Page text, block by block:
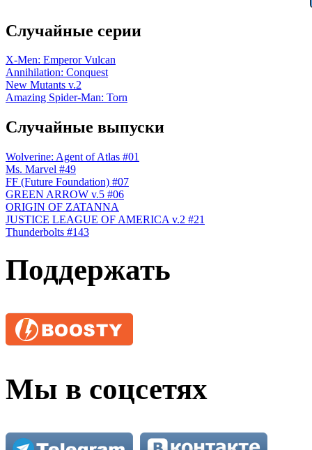
Случайные серии
X-Men: Emperor Vulcan
Annihilation: Conquest
New Mutants v.2
Amazing Spider-Man: Torn
Случайные выпуски
Wolverine: Agent of Atlas #01
Ms. Marvel #49
FF (Future Foundation) #07
GREEN ARROW v.5 #06
ORIGIN OF ZATANNA
JUSTICE LEAGUE OF AMERICA v.2 #21
Thunderbolts #143
Поддержать
Мы в соцсетях